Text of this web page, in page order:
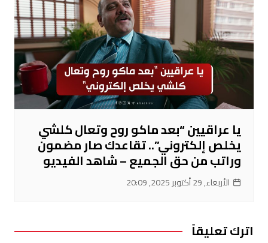
يا عراقيين “بعد ماكو روح وتعال كلشي
يخلص إلكتروني”.. تقاعدك صار مضمون
وراتب من حق الجميع – شاهد الفيديو
الأربعاء, 29 أكتوبر 2025, 20:09
اترك تعليقاً